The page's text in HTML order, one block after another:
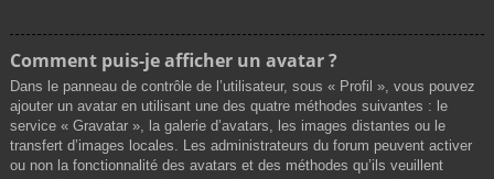
Comment puis-je afficher un avatar ?
Dans le panneau de contrôle de l’utilisateur, sous « Profil », vous pouvez
ajouter un avatar en utilisant une des quatre méthodes suivantes : le
service « Gravatar », la galerie d’avatars, les images distantes ou le
transfert d’images locales. Les administrateurs du forum peuvent activer
ou non la fonctionnalité des avatars et des méthodes qu’ils veuillent